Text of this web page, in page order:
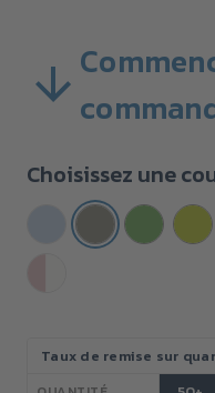
Choisissez une
Stock
Taux de remise sur